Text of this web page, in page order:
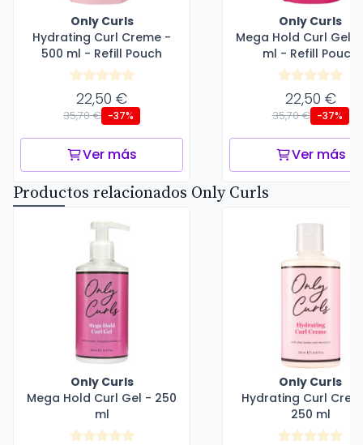
Only Curls
Hydrating Curl Creme -
500 ml - Refill Pouch
22,50 €
35,70 € -37%
Ver más
Only Curls
Mega Hold Curl Gel -
ml - Refill Pouch
22,50 €
35,70 € -37%
Ver más
Productos relacionados Only Curls
Only Curls
Mega Hold Curl Gel - 250
ml
Only Curls
Hydrating Curl
250 ml